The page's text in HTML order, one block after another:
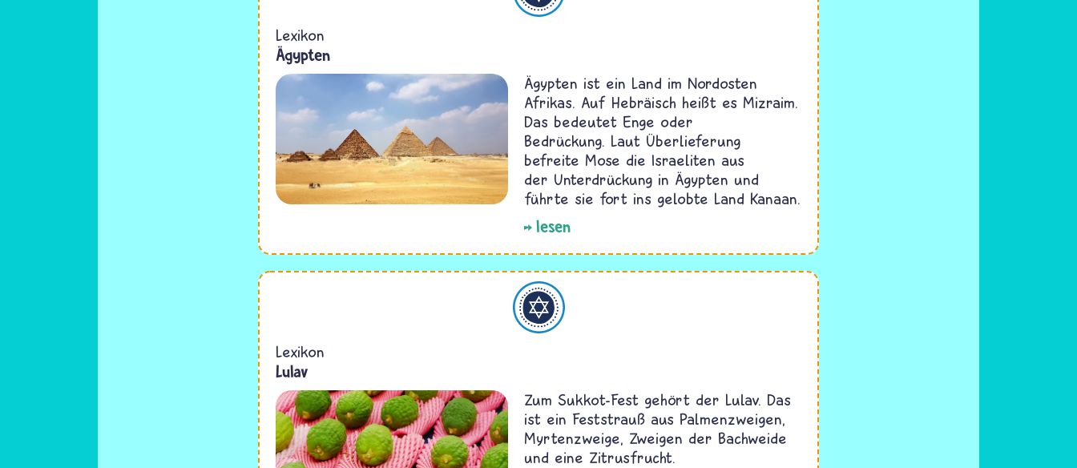
Lexikon
Ägypten
Ägypten ist ein Land im Nordosten
Afrikas. Auf Hebräisch heißt es Mizraim.
Das bedeutet Enge oder
Bedrückung. Laut Überlieferung
befreite Mose die Israeliten aus
der Unterdrückung in Ägypten und
führte sie fort ins gelobte Land Kanaan.
lesen
Lexikon
Lulav
Zum Sukkot-Fest gehört der Lulav. Das
ist ein Feststrauß aus Palmenzweigen,
Myrtenzweige, Zweigen der Bachweide
und eine Zitrusfrucht.